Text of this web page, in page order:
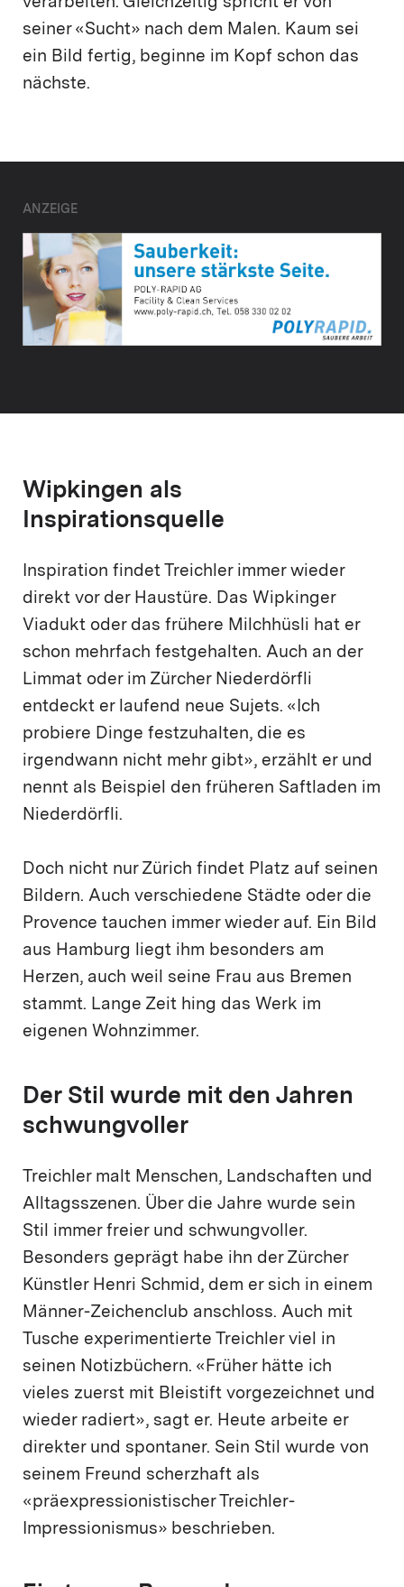
seiner «Sucht» nach dem Malen. Kaum sei
ein Bild fertig, beginne im Kopf schon das
nächste.
ANZEIGE
Wipkingen als
Inspirationsquelle
Inspiration findet Treichler immer wieder
direkt vor der Haustüre. Das Wipkinger
Viadukt oder das frühere Milchhüsli hat er
schon mehrfach festgehalten. Auch an der
Limmat oder im Zürcher Niederdörfli
entdeckt er laufend neue Sujets. «Ich
probiere Dinge festzuhalten, die es
irgendwann nicht mehr gibt», erzählt er und
nennt als Beispiel den früheren Saftladen im
Niederdörfli.
Doch nicht nur Zürich findet Platz auf seinen
Bildern. Auch verschiedene Städte oder die
Provence tauchen immer wieder auf. Ein Bild
aus Hamburg liegt ihm besonders am
Herzen, auch weil seine Frau aus Bremen
stammt. Lange Zeit hing das Werk im
eigenen Wohnzimmer.
Der Stil wurde mit den Jahren
schwungvoller
Treichler malt Menschen, Landschaften und
Alltagsszenen. Über die Jahre wurde sein
Stil immer freier und schwungvoller.
Besonders geprägt habe ihn der Zürcher
Künstler Henri Schmid, dem er sich in einem
Männer-Zeichenclub anschloss. Auch mit
Tusche experimentierte Treichler viel in
seinen Notizbüchern. «Früher hätte ich
vieles zuerst mit Bleistift vorgezeichnet und
wieder radiert», sagt er. Heute arbeite er
direkter und spontaner. Sein Stil wurde von
seinem Freund scherzhaft als
«präexpressionistischer Treichler-
Impressionismus» beschrieben.